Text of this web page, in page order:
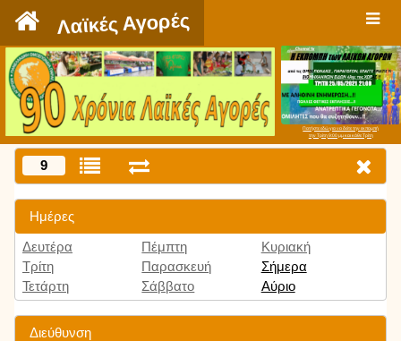
Λαϊκές Αγορές
Πατήστε εδώ για να δείτε την εκπομπή
την Τρίτη 9:00 μμ και κάθε Τρίτη
9
Ημέρες
Δευτέρα
Τρίτη
Τετάρτη
Πέμπτη
Παρασκευή
Σάββατο
Κυριακή
Σήμερα
Αύριο
Διεύθυνση